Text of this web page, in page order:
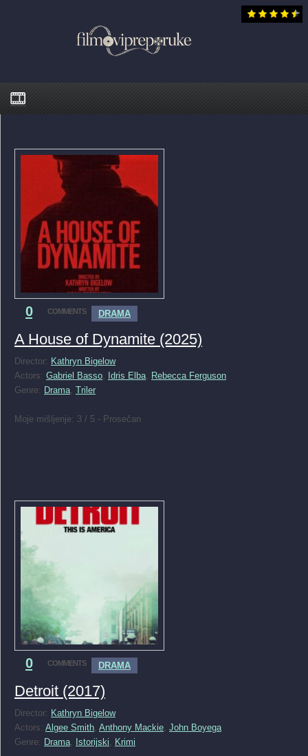
0 COMMENTS DRAMA
A House of Dynamite (2025)
Director: Kathryn Bigelow
Actors: Gabriel Basso Idris Elba
Rebecca Ferguson
Genre: Drama Triler
Moje mišljenje: 3 / 5 - Prosečan
0 COMMENTS DRAMA
Detroit (2017)
Director: Kathryn Bigelow
Actors: Algee Smith Anthony Mackie John Boyega
Genre: Drama Istorijski Krimi